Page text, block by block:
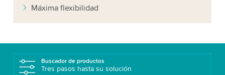
Máxima flexibilidad
Buscador de productos
Tres pasos hasta su solución